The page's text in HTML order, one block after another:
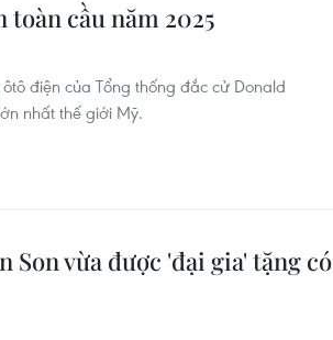
cầu năm 2025
điện của Tổng thống đắc cử Donald
nhất thế giới Mỹ.
Son vừa được 'đại gia' tặng có